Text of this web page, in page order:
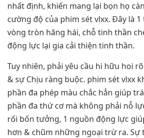
nhất định, khiến mang lại bọn họ
cường độ của phim sét vlxx. Đây là
vòng tròn hăng hái, chỗ tinh thần
động lực lại gia cải thiện tinh thần.
Tuy nhiên, phải yêu cầu hi hữu hoi
& sự Chịu ràng buộc. phim sét vlxx
phần đa phép màu chắc hẳn giúp
phần đa thứ cơ mà không phải nỗ
rối bốn tưởng, 1 nguồn động lực
hơn & chũm những ngoại trừ ra. Sự